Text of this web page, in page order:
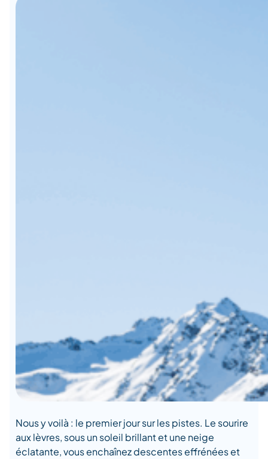
Nous y voilà : le premier jour sur les pistes. Le sourire
aux lèvres, sous un soleil brillant et une neige
éclatante, vous enchaînez descentes effrénées et